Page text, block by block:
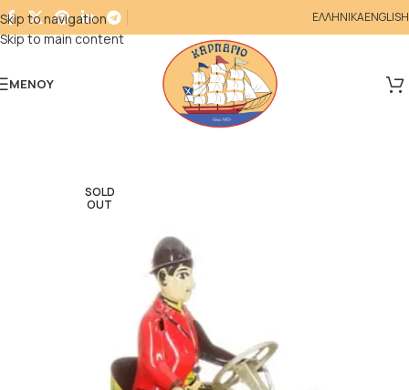
Skip to navigation
Skip to main content
ΕΛΛΗΝΙΚΑENGLISH
ΜΕΝΟΎ
SOLD
OUT